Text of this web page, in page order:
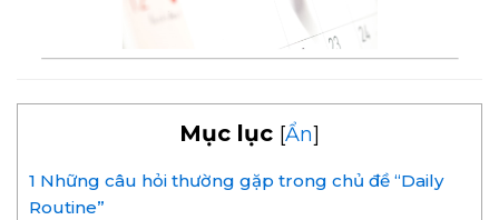
Mục lục [Ẩn]
1 Những câu hỏi thường gặp trong chủ đề “Daily
Routine”